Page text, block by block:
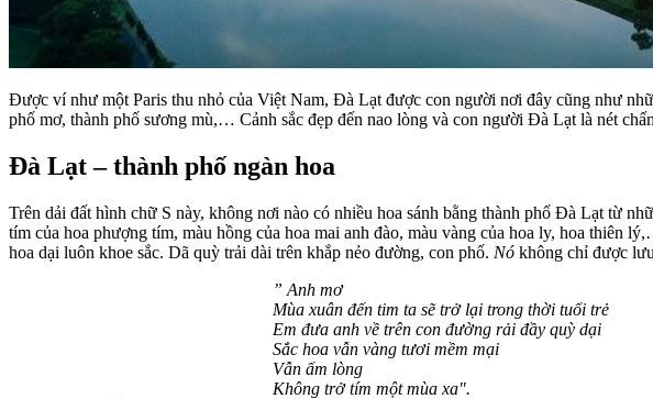
Được ví như một Paris thu nhỏ của Việt Nam, Đà Lạt được con người nơi đây cũng như
phố mơ, thành phố sương mù,… Cảnh sắc đẹp đến nao lòng và con người Đà Lạt là nét
Đà Lạt – thành phố ngàn hoa
Trên dải đất hình chữ S này, không nơi nào có nhiều hoa sánh bằng thành phố Đà Lạt từ
tím của hoa phượng tím, màu hồng của hoa mai anh đào, màu vàng của hoa ly, hoa thiên
hoa dại luôn khoe sắc. Dã quỳ trải dài trên khắp nẻo đường, con phố. Nó không chỉ được
” Anh mơ
Mùa xuân đến tim ta sẽ trở lại trong thời tuổi trẻ
Em đưa anh về trên con đường rải đầy quỳ dại
Sắc hoa vẫn vàng tươi mềm mại
Vẫn ấm lòng
Không trở tím một mùa xa".